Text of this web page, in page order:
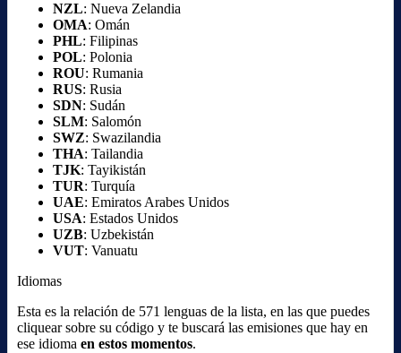
NZL: Nueva Zelandia
OMA: Omán
PHL: Filipinas
POL: Polonia
ROU: Rumania
RUS: Rusia
SDN: Sudán
SLM: Salomón
SWZ: Swazilandia
THA: Tailandia
TJK: Tayikistán
TUR: Turquía
UAE: Emiratos Arabes Unidos
USA: Estados Unidos
UZB: Uzbekistán
VUT: Vanuatu
Idiomas
Esta es la relación de 571 lenguas de la lista, en las que puedes
cliquear sobre su código y te buscará las emisiones que hay en
ese idioma en estos momentos.